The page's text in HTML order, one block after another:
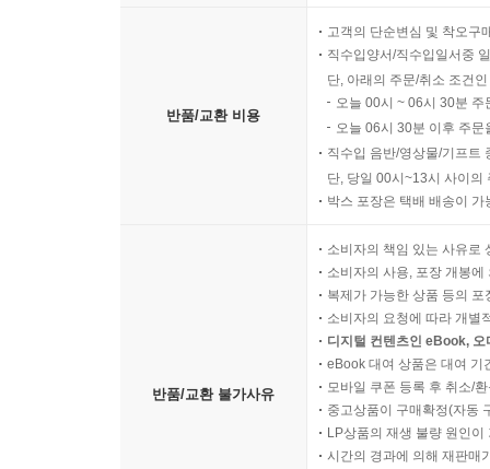
반품/교환 비용
고객의 단순변심 및 착오구
직수입양서/직수입일서중
단, 아래의 주문/취소 조건
오늘 00시 ~ 06시 30분
오늘 06시 30분 이후 주
직수입 음반/영상물/기프트
단, 당일 00시~13시 사이의
박스 포장은 택배 배송이
반품/교환 불가사유
소비자의 책임 있는 사유로
소비자의 사용, 포장 개봉
복제가 가능한 상품 등의
소비자의 요청에 따라 개별
디지털 컨텐츠인 eBook,
eBook 대여 상품은 대여 기
모바일 쿠폰 등록 후 취소/
중고상품이 구매확정(자동
LP상품의 재생 불량 원인
시간의 경과에 의해 재판매